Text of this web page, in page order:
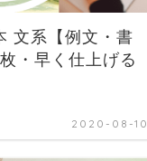
文系【例文・書
・早く仕上げる
2020-08-10